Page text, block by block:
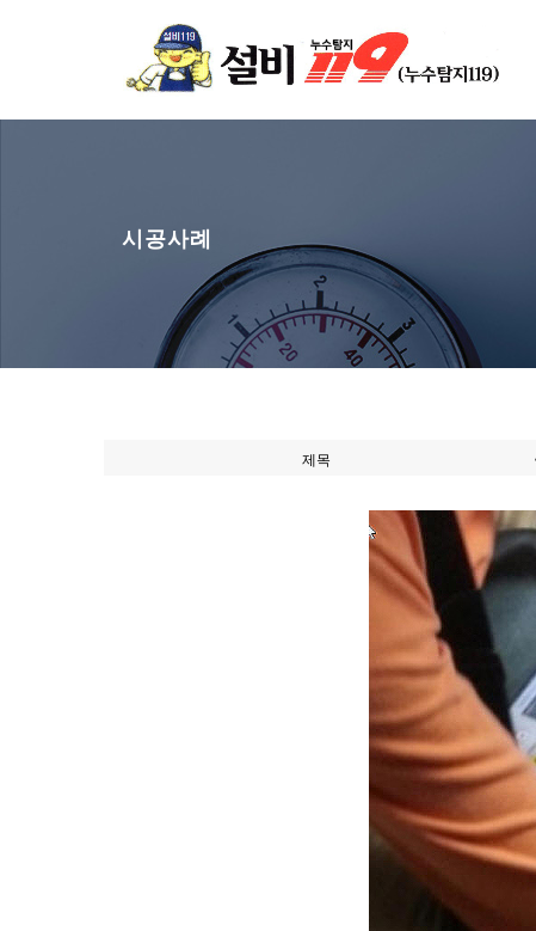
시공사례
제목